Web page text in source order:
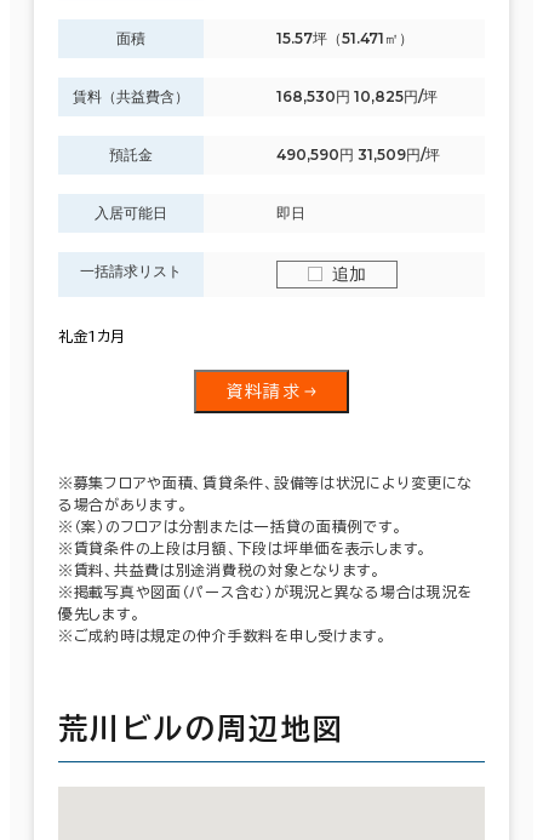
面積 15.57坪（51.471㎡）
賃料（共益費含） 168,530円 10,825円/坪
預託金 490,590円 31,509円/坪
入居可能日 即日
一括請求リスト 追加
礼金1カ月
資料請求
※募集フロアや面積、賃貸条件、設備等は状況により変更にな
る場合があります。
※（案）のフロアは分割または一括貸の面積例です。
※賃貸条件の上段は月額、下段は坪単価を表示します。
※賃料、共益費は別途消費税の対象となります。
※掲載写真や図面（パース含む）が現況と異なる場合は現況を
優先します。
※ご成約時は規定の仲介手数料を申し受けます。
荒川ビルの周辺地図